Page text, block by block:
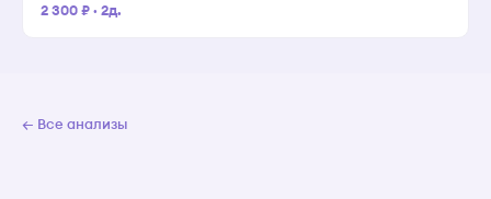
2 300 ₽· 2д.
← Все анализы